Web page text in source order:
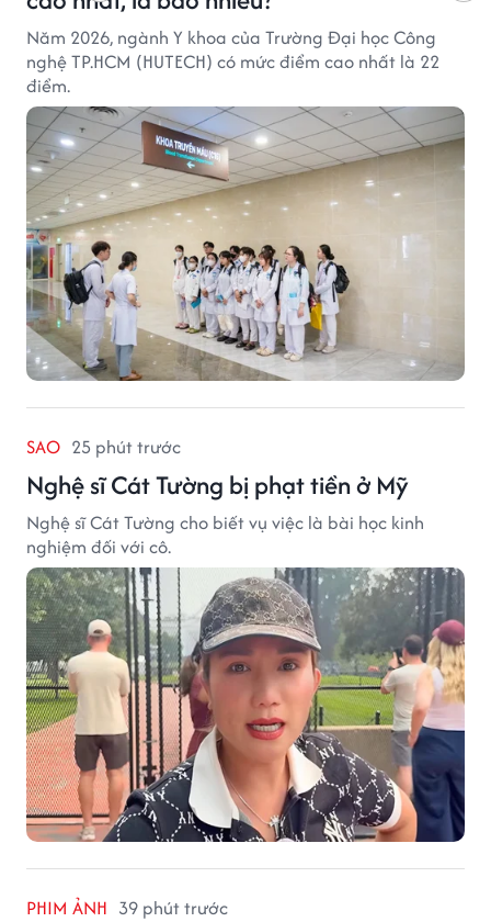
Năm 2026, ngành Y khoa của Trường Đại học Công
nghệ TP.HCM (HUTECH) có mức điểm cao nhất là 22
điểm.
SAO 25 phút trước
Nghệ sĩ Cát Tường bị phạt tiền ở Mỹ
Nghệ sĩ Cát Tường cho biết vụ việc là bài học kinh
nghiệm đối với cô.
PHIM ẢNH 39 phút trước